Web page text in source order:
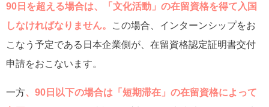
90日を超える場合は、「文化活動」の在留資格を得て入国
しなければなりません。
この場合、インターンシップをお
こなう予定である日本企業側が、在留資格認定証明書交付
申請をおこないます。
一方 、90日以下の場合は「短期滞在」の在留資格によって